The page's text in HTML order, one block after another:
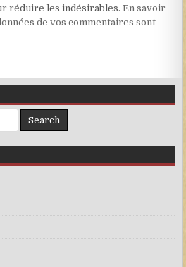
réduire les indésirables.En savoir
de vos commentaires sont